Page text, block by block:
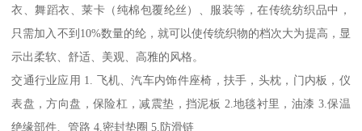
衣、舞蹈衣、莱卡（纯棉包覆纶丝）、服装等，在传统纺织品中，
只需加入不到10%数量的纶，就可以使传统织物的档次大为提高，显
示出柔软、舒适、美观、高雅的风格。
交通行业应用 1. 飞机、汽车内饰件座椅，扶手，头枕，门内板，仪
表盘，方向盘，保险杠，减震垫，挡泥板 2.地毯衬里，油漆 3.保温
绝缘部件、管路 4.密封垫圈 5.防滑链